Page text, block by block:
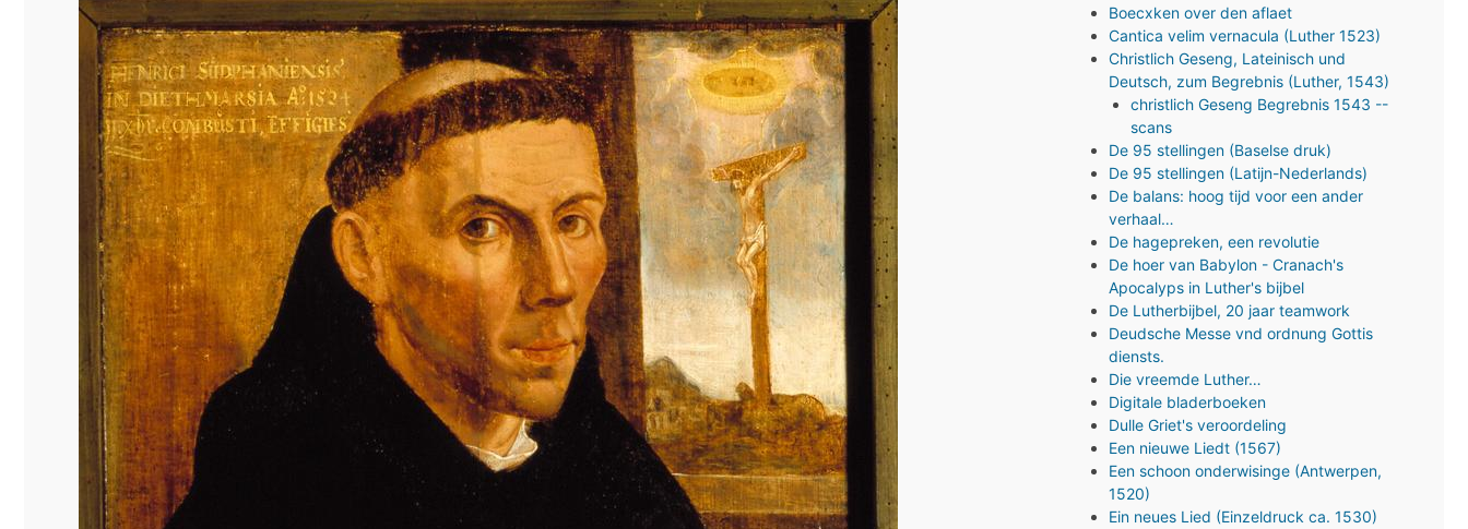
Boecxken over den aflaet
Cantica velim vernacula (Luther 1523)
Christlich Geseng, Lateinisch und
Deutsch, zum Begrebnis (Luther, 1543)
christlich Geseng Begrebnis 1543 --
scans
De 95 stellingen (Baselse druk)
De 95 stellingen (Latijn-Nederlands)
De balans: hoog tijd voor een ander
verhaal…
De hagepreken, een revolutie
De hoer van Babylon - Cranach's
Apocalyps in Luther's bijbel
De Lutherbijbel, 20 jaar teamwork
Deudsche Messe vnd ordnung Gottis
diensts.
Die vreemde Luther…
Digitale bladerboeken
Dulle Griet's veroordeling
Een nieuwe Liedt (1567)
Een schoon onderwisinge (Antwerpen,
1520)
Ein neues Lied (Einzeldruck ca. 1530)